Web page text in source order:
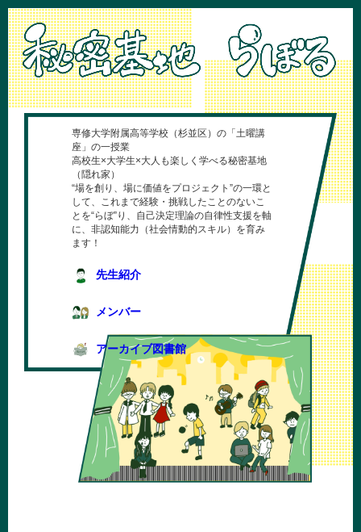
専修大学附属高等学校（杉並区）の「土曜講
座」の一授業
高校生×大学生×大人も楽しく学べる秘密基地
（隠れ家）
“場を創り、場に価値をプロジェクト”の一環と
して、これまで経験・挑戦したことのないこ
とを“らぼ”り、自己決定理論の自律性支援を軸
に、非認知能力（社会情動的スキル）を育み
ます！
先生紹介
メンバー
アーカイブ図書館